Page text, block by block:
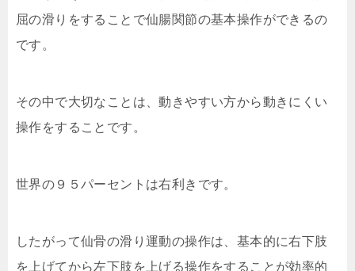
屈の滑りをすることで仙腸関節の基本操作ができるの
です。
その中で大切なことは、動きやすい方から動きにくい
操作をすることです。
世界の９５パーセントは右利きです。
したがって仙骨の滑り運動の操作は、基本的に右下肢
を上げてから左下肢を上げる操作をすることが効率的